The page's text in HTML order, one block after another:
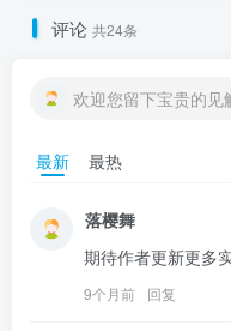
评论 共24条
欢迎您留下宝贵的见
最新 最热
落樱舞
期待作者更新更多
9个月前 回复